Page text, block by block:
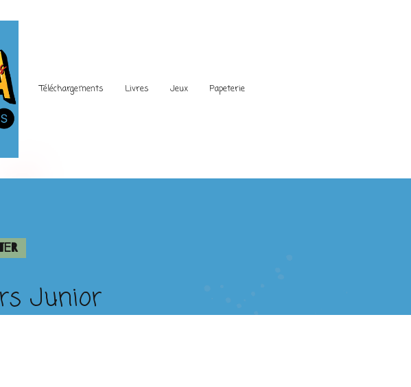
Téléchargements Livres Jeux Papeterie
Junior